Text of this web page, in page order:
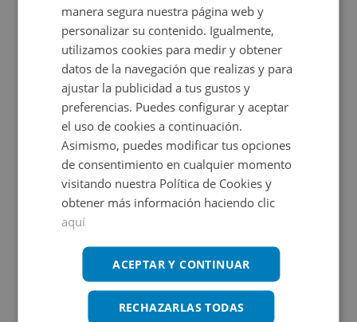
Impuestos no incluidos
8 inmuebles disponibles
Desde 20.000€
+ 10,35m
OBRA NUEVA
Papa Calixto Iii 8, 46780 Oliva - Valencia
Impuestos no incluidos
4 inmuebles disponibles
manera segura nuestra página web y
personalizar su contenido. Igualmente,
utilizamos cookies para medir y obtener
datos de la navegación que realizas y para
ajustar la publicidad a tus gustos y
preferencias. Puedes configurar y aceptar
el uso de cookies a continuación.
Asimismo, puedes modificar tus opciones
de consentimiento en cualquier momento
visitando nuestra Política de Cookies y
obtener más información haciendo clic
aquí
ACEPTAR Y CONTINUAR
RECHAZARLAS TODAS